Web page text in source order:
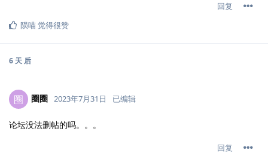
回复
陨喵觉得很赞
6 天 后
圈 圈圈 2023年7月31日 已编辑
论坛没法删帖的吗。。。
回复